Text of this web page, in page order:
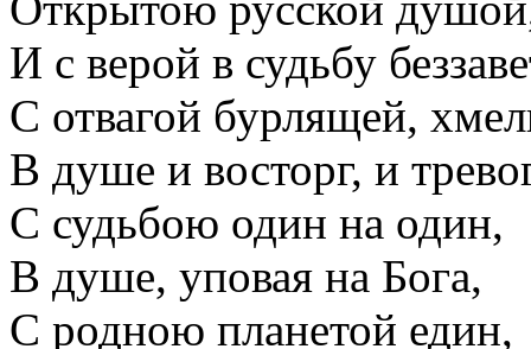
И с верой в судьбу
С отвагой бурлящей,
В душе и восторг, и
С судьбою один на один,
В душе, уповая на Бога,
С родною планетой един,